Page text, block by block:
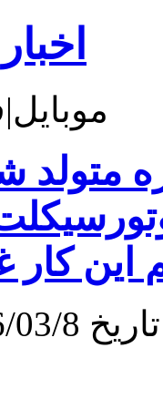
تازه
8 در